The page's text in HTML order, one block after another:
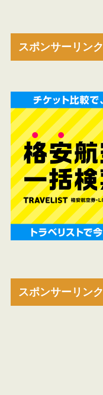
スポンサーリンク
スポンサーリンク